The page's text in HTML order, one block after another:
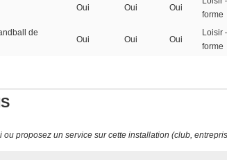
Oui Oui Oui
forme
de
Oui Oui Oui
Loisir
forme
ou proposez un service sur cette installation (club,